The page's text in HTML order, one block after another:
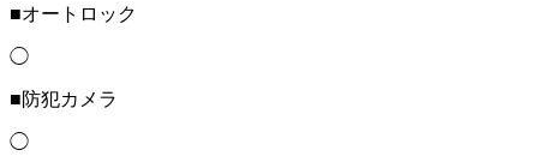
■オートロック
◯
■防犯カメラ
◯